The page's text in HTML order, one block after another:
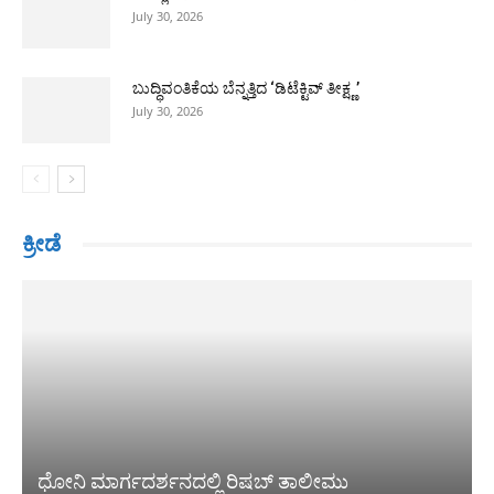
July 30, 2026
ಬುದ್ಧಿವಂತಿಕೆಯ ಬೆನ್ನತ್ತಿದ ‘ಡಿಟೆಕ್ಟಿವ್ ತೀಕ್ಷ್ಣ’
July 30, 2026
ಕ್ರೀಡೆ
ಧೋನಿ ಮಾರ್ಗದರ್ಶನದಲ್ಲಿ ರಿಷಬ್ ತಾಲೀಮು